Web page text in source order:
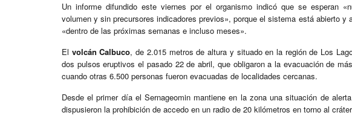
Un informe difundido este viernes por el organismo indicó que se esperan
volumen y sin precursores indicadores previos», porque el sistema está abierto y
«dentro de las próximas semanas e incluso meses».
El volcán Calbuco, de 2.015 metros de altura y situado en la región de Los
dos pulsos eruptivos el pasado 22 de abril, que obligaron a la evacuación de
cuando otras 6.500 personas fueron evacuadas de localidades cercanas.
Desde el primer día el Sernageomin mantiene en la zona una situación de
dispusieron la prohibición de accedo en un radio de 20 kilómetros en torno al